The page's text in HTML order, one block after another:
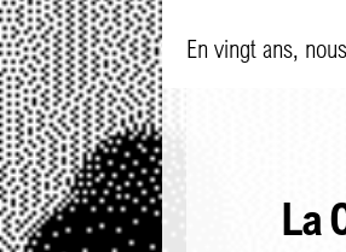
En vingt ans,
La